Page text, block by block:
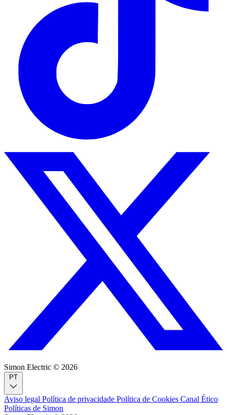
Simon Electric © 2026
Aviso legal Política de privacidade Política de Cookies Canal Ético
Políticas de Simon